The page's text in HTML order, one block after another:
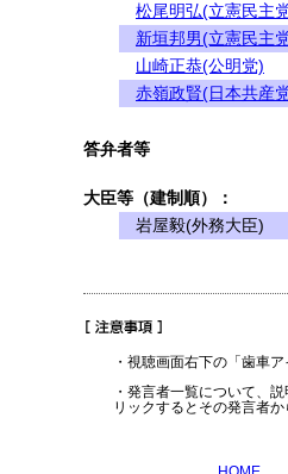
松尾明弘(立憲民主
新垣邦男(立憲民主
山崎正恭(公明党)
赤嶺政賢(日本共産
答弁者等
大臣等（建制順）：
岩屋毅(外務大臣)
・視聴画面右下の「歯車
・発言者一覧について、
リックするとその発言者か